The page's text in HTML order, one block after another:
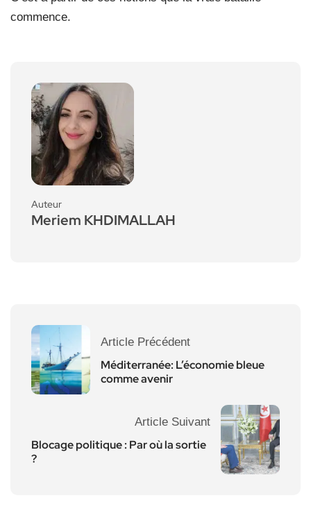
commence.
Auteur
Meriem KHDIMALLAH
Article Précédent
Méditerranée: L’économie bleue
comme avenir
Article Suivant
Blocage politique : Par où la sortie
?